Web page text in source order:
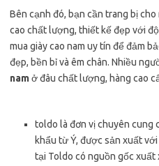
Bên cạnh đó, bạn cần trang bị
cao chất lượng, thiết kế đẹp với
mua giày cao nam uy tín để đảm
đẹp, bền bỉ và êm chân. Nhiều
namở đâu chất lượng, hàng cao
toldo là đơn vị chuyên cung
khẩu từ Ý, được sản xuất
tại Toldo có nguồn gốc